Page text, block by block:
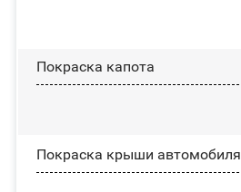
Покраска капота
Покраска крыши автомобиля